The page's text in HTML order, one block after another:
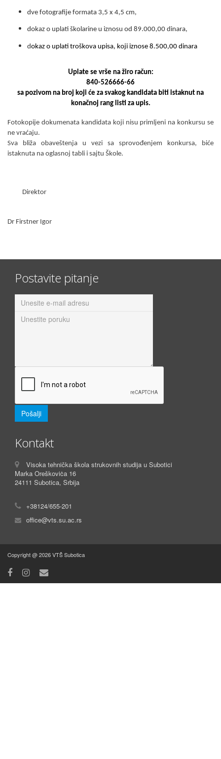
dve fotografije formata 3,5 x 4,5 cm,
dokaz o uplati školarine u iznosu od 89.000,00 dinara,
dokaz o uplati troškova upisa, koji iznose 8.500,00 dinara
Uplate se vrše na žiro račun:
840-526666-66
sa pozivom na broj koji će za svakog kandidata biti istaknut na
konačnoj rang listi za upis.
Fotokopije dokumenata kandidata koji nisu primlјeni na konkursu se
ne vraćaju.
Sva bliža obaveštenja u vezi sa sprovođenjem konkursa, biće
istaknuta na oglasnoj tabli i sajtu Škole.
Direktor
Dr Firstner Igor
Postavite pitanje
Kontakt
Visoka tehnička škola strukovnih studija u Subotici
Marka Oreškoviċa 16
24111 Subotica, Srbija
+38124/655-201
office@vts.su.ac.rs
Copyright @ 2026 VTŠ Subotica